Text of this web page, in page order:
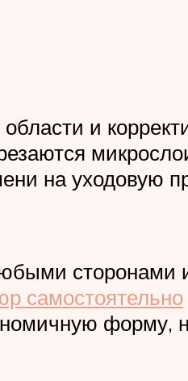
и
на уходовую
сторонами
самостоятельно
форму,